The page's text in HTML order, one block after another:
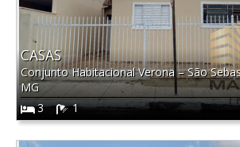
CASAS
Conjunto Habitacional Verona–São
MG
3
1